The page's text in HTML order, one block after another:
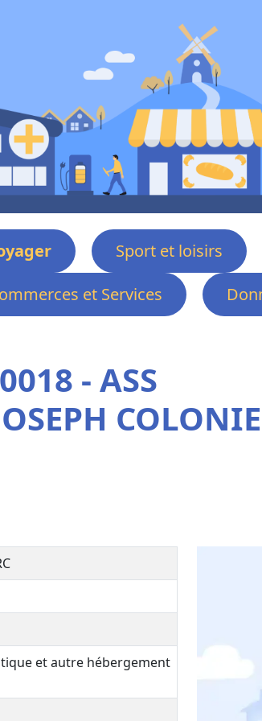
Sport et loisirs
et Services
- ASS
COLONIE
et autre hébergement